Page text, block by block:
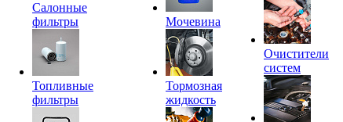
Салонные
фильтры
Топливные
фильтры
Мочевина
Тормозная
жидкость
Очистители
систем